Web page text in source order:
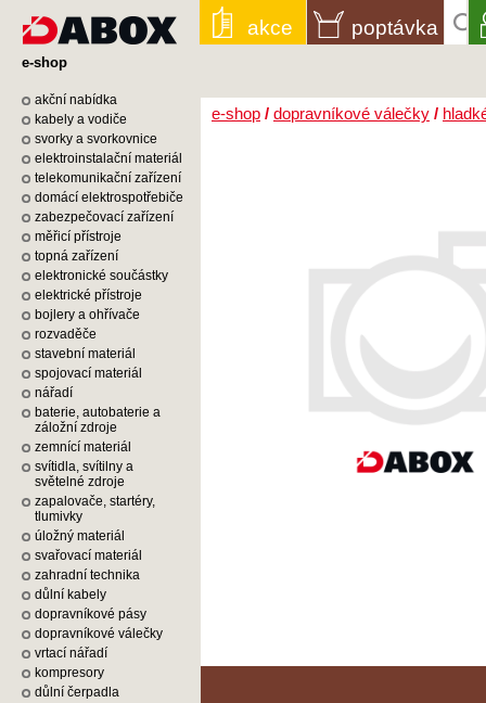
e-shop / dopravníkové válečky /
e-shop
akční nabídka
kabely a vodiče
svorky a svorkovnice
elektroinstalační materiál
telekomunikační zařízení
domácí elektrospotřebiče
zabezpečovací zařízení
měřicí přístroje
topná zařízení
elektronické součástky
elektrické přístroje
bojlery a ohřívače
rozvaděče
stavební materiál
spojovací materiál
nářadí
baterie, autobaterie a
záložní zdroje
zemnící materiál
svítidla, svítilny a
světelné zdroje
zapalovače, startéry,
tlumivky
úložný materiál
svařovací materiál
zahradní technika
důlní kabely
dopravníkové pásy
dopravníkové válečky
vrtací nářadí
kompresory
důlní čerpadla
akce poptávka